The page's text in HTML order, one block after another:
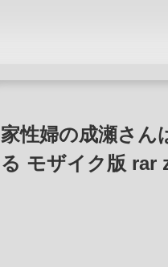
家性婦の成瀬さん
る モザイク版 rar